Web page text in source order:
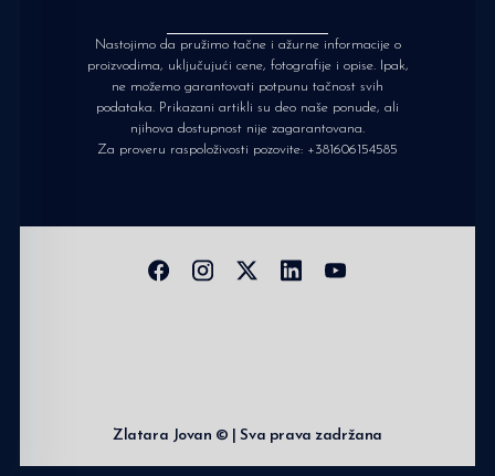
Nastojimo da pružimo tačne i ažurne informacije o
proizvodima, uključujući cene, fotografije i opise. Ipak,
ne možemo garantovati potpunu tačnost svih
podataka. Prikazani artikli su deo naše ponude, ali
njihova dostupnost nije zagarantovana.
Za proveru raspoloživosti pozovite: +381606154585
Zlatara Jovan © | Sva prava zadržana